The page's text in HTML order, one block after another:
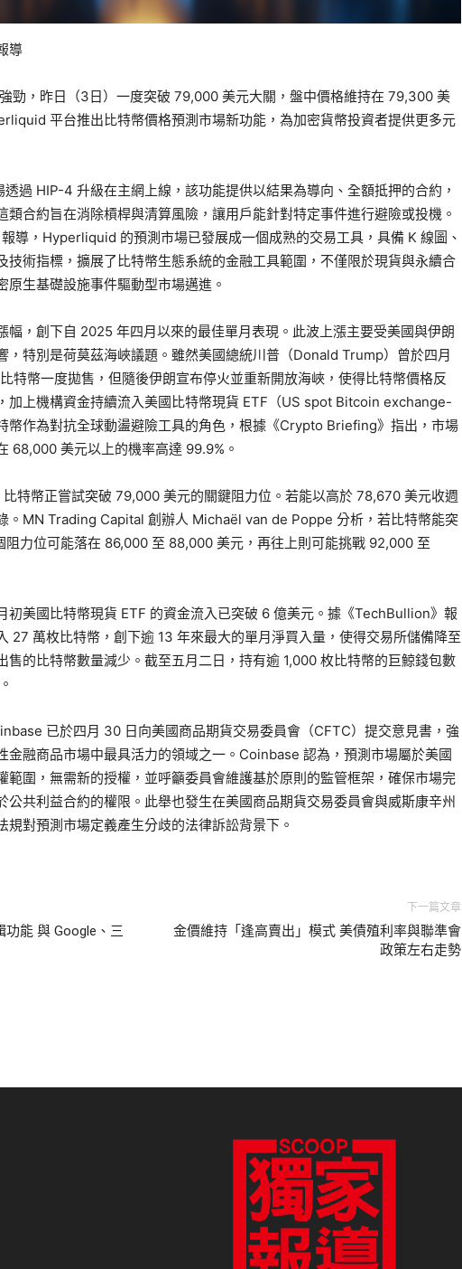
導
勁，昨日（3日）一度突破 79,000 美元大關，盤中價格維持在 79,300 美
平台推出比特幣價格預測市場新功能，為加密貨幣投資者提供更多元
過 HIP-4 升級在主網上線，該功能提供以結果為導向、全額抵押的合約，
類合約旨在消除槓桿與清算風險，讓用戶能針對特定事件進行避險或投機。
導，Hyperliquid 的預測市場已發展成一個成熟的交易工具，具備 K 線圖、
技術指標，擴展了比特幣生態系統的金融工具範圍，不僅限於現貨與永續合
原生基礎設施事件驅動型市場邁進。
幅，創下自 2025 年四月以來的最佳單月表現。此波上漲主要受美國與伊朗
，特別是荷莫茲海峽議題。雖然美國總統川普（Donald Trump）曾於四月
特幣一度拋售，但隨後伊朗宣布停火並重新開放海峽，使得比特幣價格反
加上機構資金持續流入美國比特幣現貨 ETF（US spot Bitcoin exchange-
幣作為對抗全球動盪避險工具的角色，根據《Crypto Briefing》指出，市場
68,000 美元以上的機率高達 99.9%。
特幣正嘗試突破 79,000 美元的關鍵阻力位。若能以高於 78,670 美元收週
。MN Trading Capital 創辦人 Michaël van de Poppe 分析，若比特幣能突
力位可能落在 86,000 至 88,000 美元，再往上則可能挑戰 92,000 至
初美國比特幣現貨 ETF 的資金流入已突破 6 億美元。據《TechBullion》報
27 萬枚比特幣，創下逾 13 年來最大的單月淨買入量，使得交易所儲備降至
售的比特幣數量減少。截至五月二日，持有逾 1,000 枚比特幣的巨鯨錢包數
已於四月 30 日向美國商品期貨交易委員會（CFTC）提交意見書，強
金融商品市場中最具活力的領域之一。Coinbase 認為，預測市場屬於美國
範圍，無需新的授權，並呼籲委員會維護基於原則的監管框架，確保市場完
公共利益合約的權限。此舉也發生在美國商品期貨交易委員會與威斯康辛州
規對預測市場定義產生分歧的法律訴訟背景下。
功能 與 Google、三
下一篇文章
金價維持「逢高賣出」模式 美債殖利率與聯準會
政策左右走勢